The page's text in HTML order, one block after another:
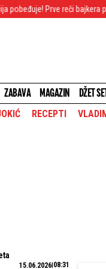
reči bajkera posle strašne
ZABAVA MAGAZIN DŽET
RECEPTI
15.06.2026 08:31